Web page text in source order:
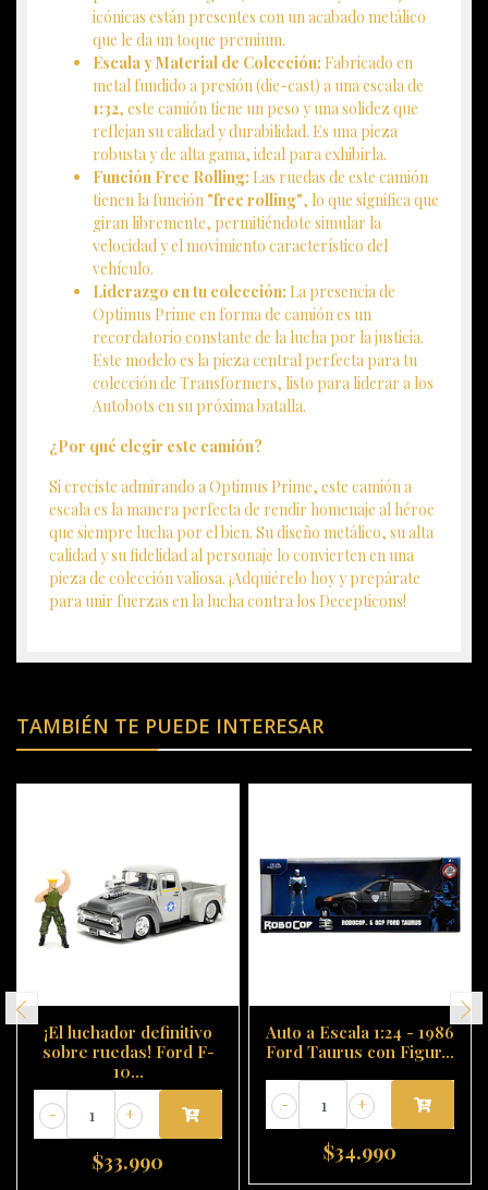
icónicas están presentes con un acabado metálico
que le da un toque premium.
Escala y Material de Colección: Fabricado en
metal fundido a presión (die-cast) a una escala de
1:32, este camión tiene un peso y una solidez que
reflejan su calidad y durabilidad. Es una pieza
robusta y de alta gama, ideal para exhibirla.
Función Free Rolling: Las ruedas de este camión
tienen la función "free rolling", lo que significa que
giran libremente, permitiéndote simular la
velocidad y el movimiento característico del
vehículo.
Liderazgo en tu colección: La presencia de
Optimus Prime en forma de camión es un
recordatorio constante de la lucha por la justicia.
Este modelo es la pieza central perfecta para tu
colección de Transformers, listo para liderar a los
Autobots en su próxima batalla.
¿Por qué elegir este camión?
Si creciste admirando a Optimus Prime, este camión a
escala es la manera perfecta de rendir homenaje al héroe
que siempre lucha por el bien. Su diseño metálico, su alta
calidad y su fidelidad al personaje lo convierten en una
pieza de colección valiosa. ¡Adquiérelo hoy y prepárate
para unir fuerzas en la lucha contra los Decepticons!
TAMBIÉN TE PUEDE INTERESAR
¡El luchador definitivo
sobre ruedas! Ford F-
10...
+
-
$33.990
Auto a Escala 1:24 - 1986
Ford Taurus con Figur...
+
-
$34.990